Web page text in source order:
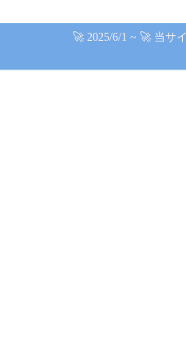
🚀 2025/6/1 ~ 🚀 当サ